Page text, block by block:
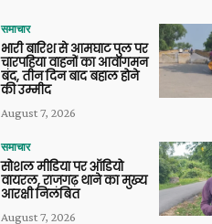
समाचार
भारी बारिश से आमघाट पुल पर
चारपहिया वाहनों का आवागमन
बंद, तीन दिन बाद बहाल होने
की उम्मीद
August 7, 2026
समाचार
सोशल मीडिया पर ऑडियो
वायरल, राजगढ़ थाने का मुख्य
आरक्षी निलंबित
August 7, 2026